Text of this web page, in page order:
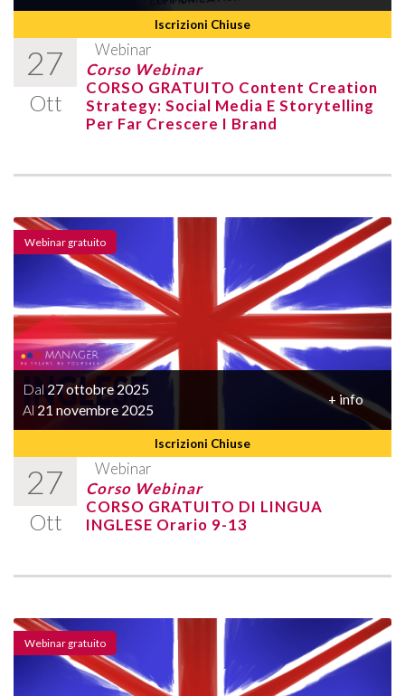
Iscrizioni Chiuse
27
Ott
Webinar
Corso Webinar
CORSO GRATUITO Content Creation
Strategy: Social Media E Storytelling
Per Far Crescere I Brand
Iscrizioni Chiuse
Dal 27 ottobre 2025
Al21 novembre 2025
+ info
27
Ott
Webinar
Webinar gratuito
Corso Webinar
CORSO GRATUITO DI LINGUA
INGLESE Orario 9-13
Webinar gratuito